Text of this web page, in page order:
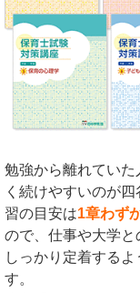
勉強から離れてい
く続けやすいのが
習の目安は1章わず
ので、仕事や大学
しっかり定着するよ
す。